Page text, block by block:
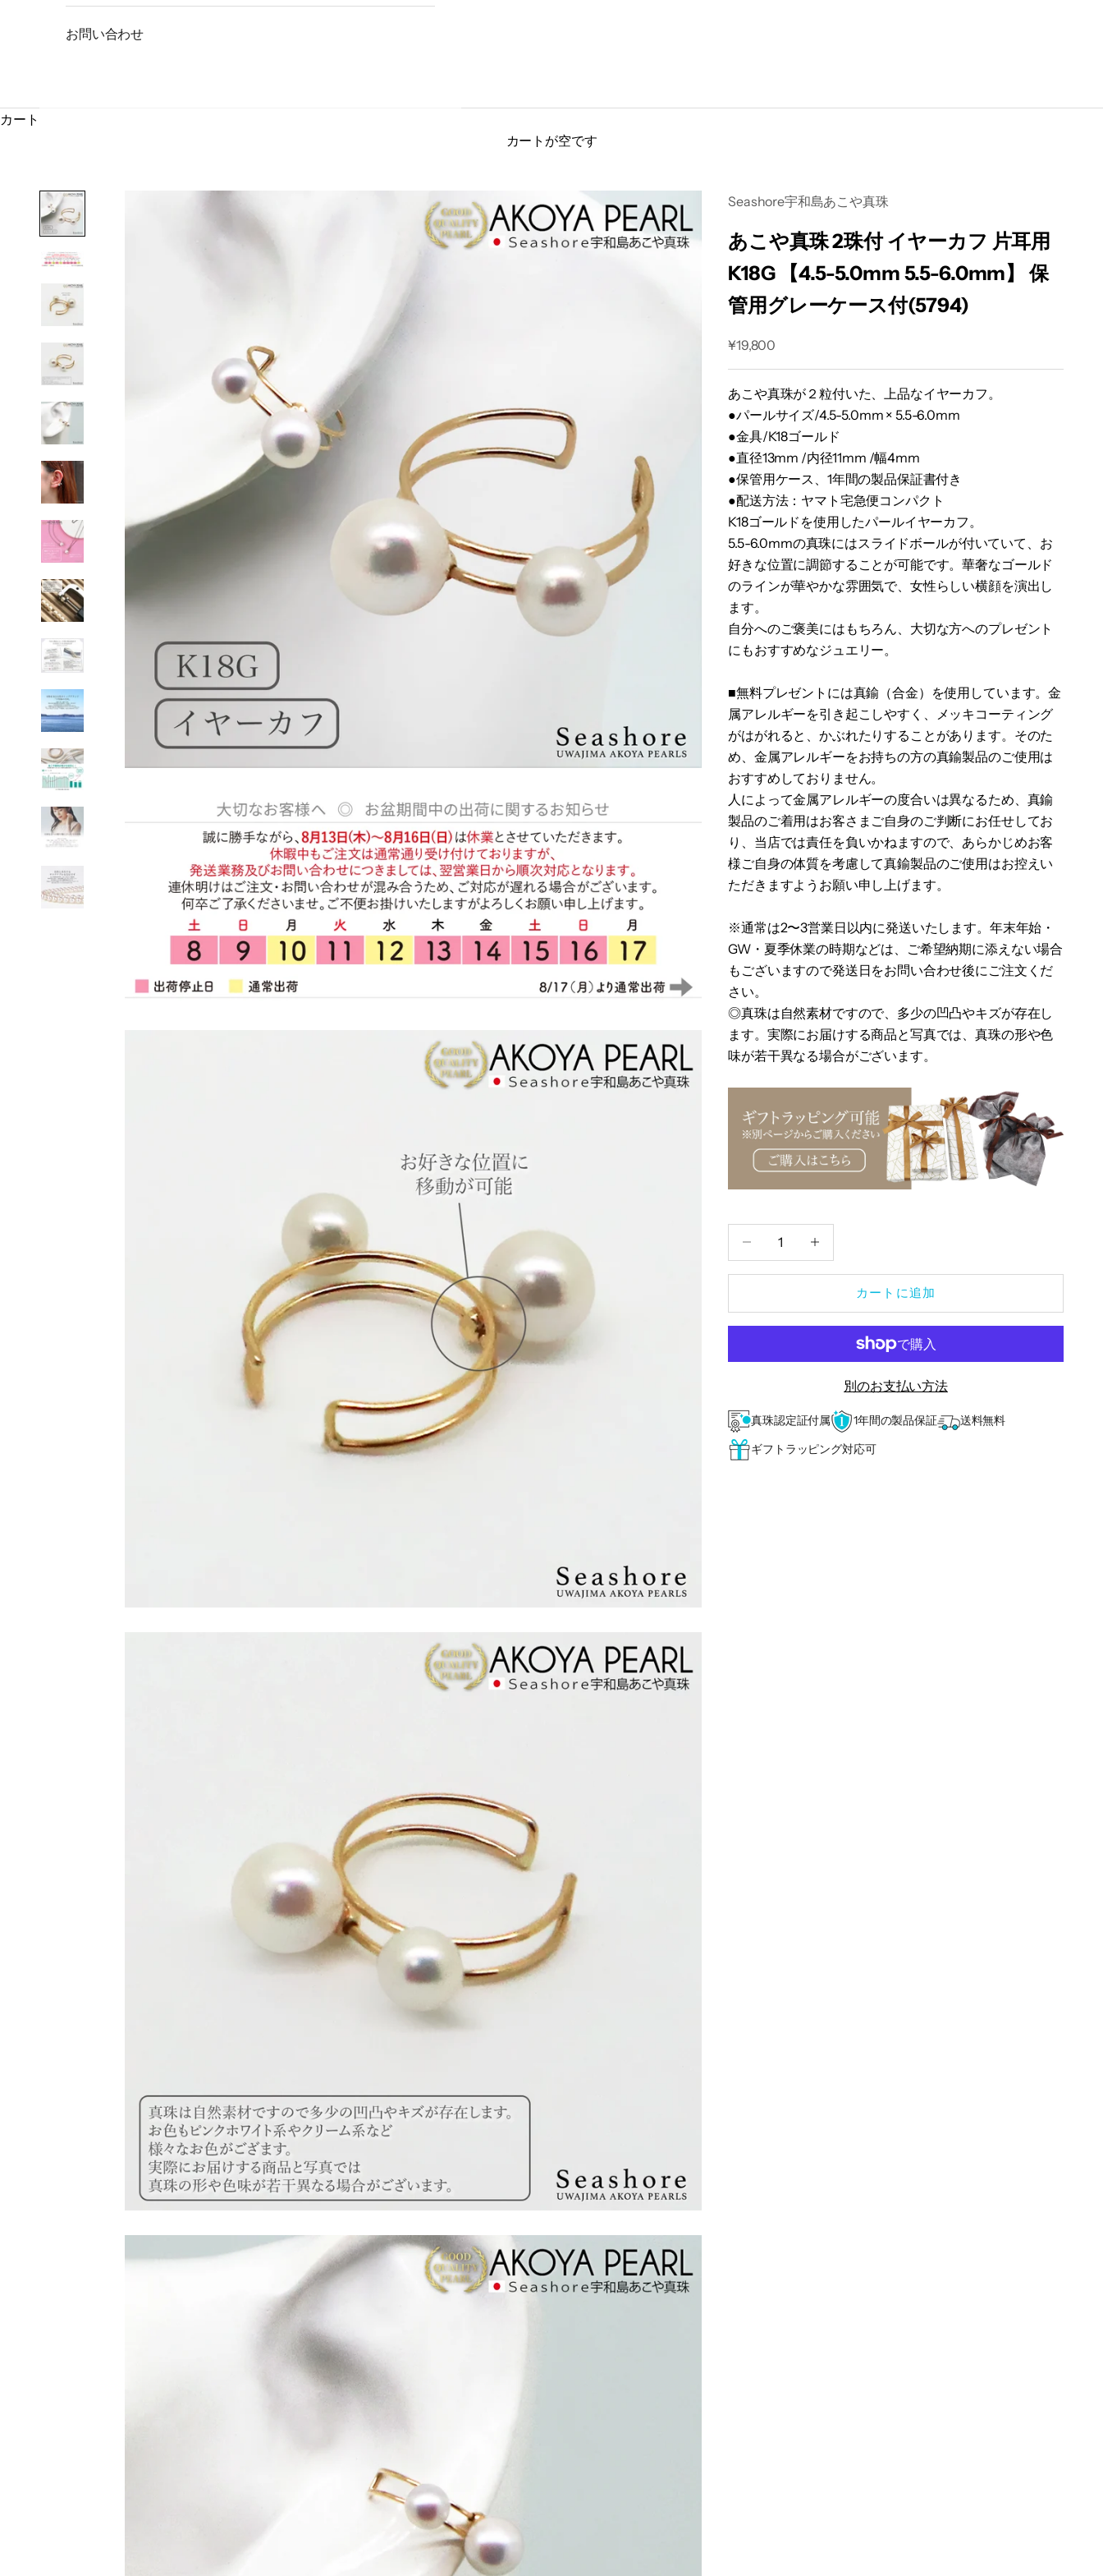
お問い合わせ
カート
カートが空です
Seashore宇和島あこや真珠
あこや真珠 2珠付 イヤーカフ 片耳用
K18G 【4.5-5.0mm 5.5-6.0mm】 保
管用グレーケース付(5794)
セール価格
¥19,800
あこや真珠が２粒付いた、上品なイヤーカフ。
●パールサイズ/4.5-5.0mm × 5.5-6.0mm
●金具/K18ゴールド
●直径13mm /内径11mm /幅4mm
●保管用ケース、1年間の製品保証書付き
●配送方法：ヤマト宅急便コンパクト
K18ゴールドを使用したパールイヤーカフ。
5.5-6.0mmの真珠にはスライドボールが付いていて、 お
好きな位置に調節することが可能です。華奢なゴールド
のラインが華やかな雰囲気で、女性らしい横顔を演出し
ます。
自分へのご褒美にはもちろん、大切な方へのプレゼント
にもおすすめなジュエリー。
■無料プレゼントには真鍮（合金）を使用しています。金
属アレルギーを引き起こしやすく、メッキコーティング
がはがれると、かぶれたりすることがあります。そのた
め、金属アレルギーをお持ちの方の真鍮製品のご使用は
おすすめしておりません。
人によって金属アレルギーの度合いは異なるため、真鍮
製品のご着用はお客さまご自身のご判断にお任せしてお
り、当店では責任を負いかねますので、あらかじめお客
様ご自身の体質を考慮して真鍮製品のご使用はお控えい
ただきますようお願い申し上げます。
※通常は2〜3営業日以内に発送いたします。 年末年始・
GW・夏季休業の時期などは、ご希望納期に添えない場合
もございますので発送日をお問い合わせ後にご注文くだ
さい。
◎真珠は自然素材ですので、多少の凹凸やキズが存在し
ます。 実際にお届けする商品と写真では、真珠の形や色
味が若干異なる場合がございます。
数量を減らす 数量を減らす
カートに追加
別のお支払い方法
真珠認定証付属 1年間の製品保証
送料無料
ギフトラッピング対応可